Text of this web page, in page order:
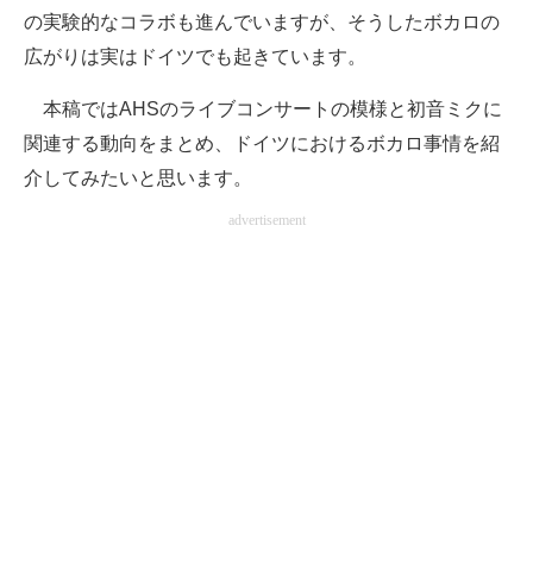
企業ITのトレンドを詳説
経営リーダーのコミュニティ
の実験的なコラボも進んでいますが、そうしたボカロの
広がりは実はドイツでも起きています。
本稿ではAHSのライブコンサートの模様と初音ミクに
関連する動向をまとめ、ドイツにおけるボカロ事情を紹
介してみたいと思います。
advertisement